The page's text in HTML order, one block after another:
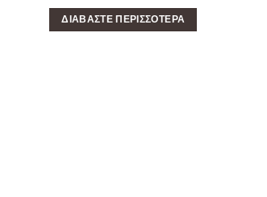
ΔΙΑΒΆΣΤΕ ΠΕΡΙΣΣΌΤΕΡΑ